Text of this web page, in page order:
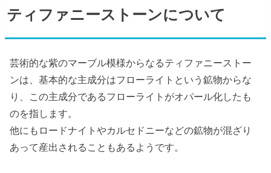
ティファニーストーンについて
芸術的な紫のマーブル模様からなるティファニーストー
ンは、基本的な主成分はフローライトという鉱物からな
り、この主成分であるフローライトがオパール化したも
のを指します。
他にもロードナイトやカルセドニーなどの鉱物が混ざり
あって産出されることもあるようです。